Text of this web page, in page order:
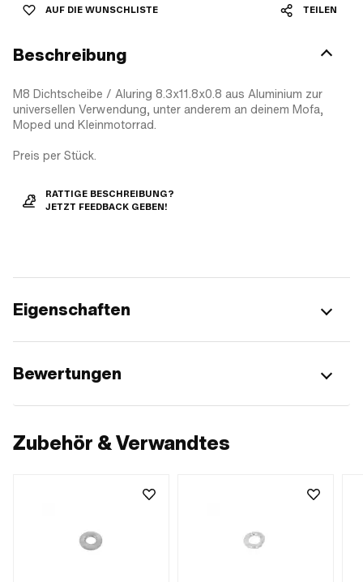
AUF DIE WUNSCHLISTE TEILEN
Beschreibung
M8 Dichtscheibe / Aluring 8.3x11.8x0.8 aus Aluminium zur
universellen Verwendung, unter anderem an deinem Mofa,
Moped und Kleinmotorrad.
Preis per Stück.
RATTIGE BESCHREIBUNG?
JETZT FEEDBACK GEBEN!
Eigenschaften
Bewertungen
Zubehör & Verwandtes